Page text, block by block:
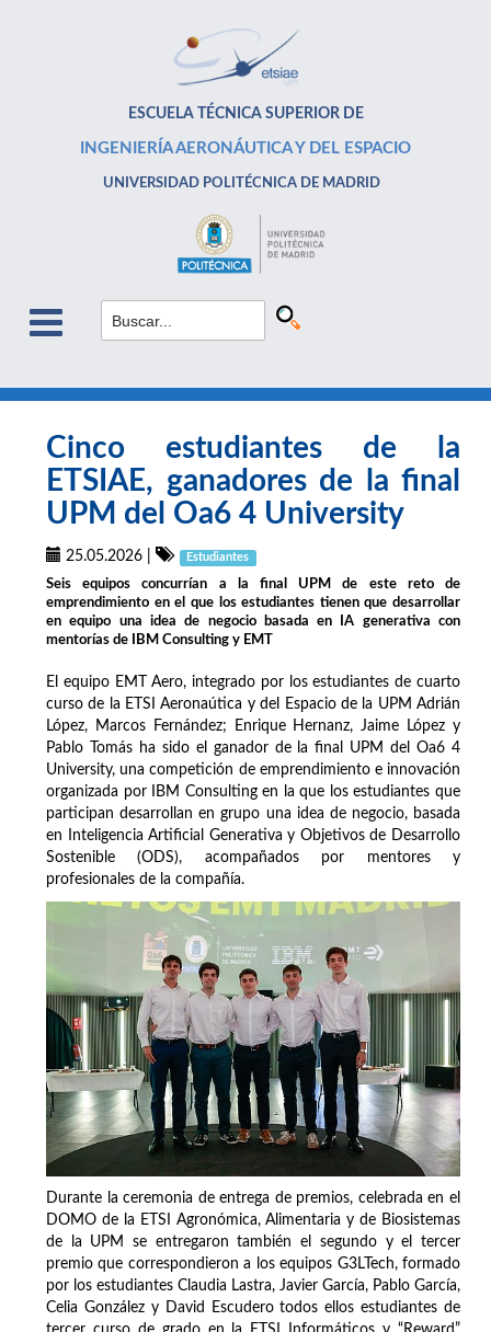
ESCUELA TÉCNICA SUPERIOR DE
INGENIERÍA AERONÁUTICA Y DEL ESPACIO
UNIVERSIDAD POLITÉCNICA DE MADRID
Cinco estudiantes de la
ETSIAE, ganadores de la final
UPM del Oa6 4 University
25.05.2026 Estudiantes
Seis equipos concurrían a la final UPM de este reto de
emprendimiento en el que los estudiantes tienen que desarrollar
en equipo una idea de negocio basada en IA generativa con
mentorías de IBM Consulting y EMT
El equipo EMT Aero, integrado por los estudiantes de cuarto
curso de la ETSI Aeronaútica y del Espacio de la UPM Adrián
López, Marcos Fernández; Enrique Hernanz, Jaime López y
Pablo Tomás ha sido el ganador de la final UPM del Oa6 4
University, una competición de emprendimiento e innovación
organizada por IBM Consulting en la que los estudiantes que
participan desarrollan en grupo una idea de negocio, basada
en Inteligencia Artificial Generativa y Objetivos de Desarrollo
Sostenible (ODS), acompañados por mentores y
profesionales de la compañía.
Durante la ceremonia de entrega de premios, celebrada en el
DOMO de la ETSI Agronómica, Alimentaria y de Biosistemas
de la UPM se entregaron también el segundo y el tercer
premio que correspondieron a los equipos G3LTech, formado
por los estudiantes Claudia Lastra, Javier García, Pablo García,
Celia González y David Escudero todos ellos estudiantes de